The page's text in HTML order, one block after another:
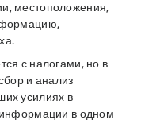
местоположения,
с налогами, но в
и анализ
усилиях в
в одном